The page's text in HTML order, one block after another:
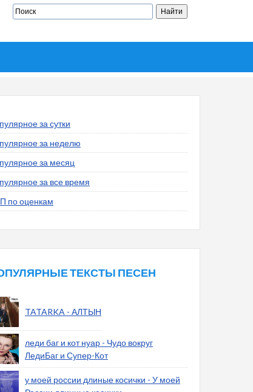
за сутки
за неделю
за месяц
за все время
по оценкам
ТЕКСТЫ ПЕСЕН
TATARKA - АЛТЫН
леди баг и кот нуар - Чудо вокруг
ЛедиБаг и Супер-Кот
у моей россии длиные косички - У моей